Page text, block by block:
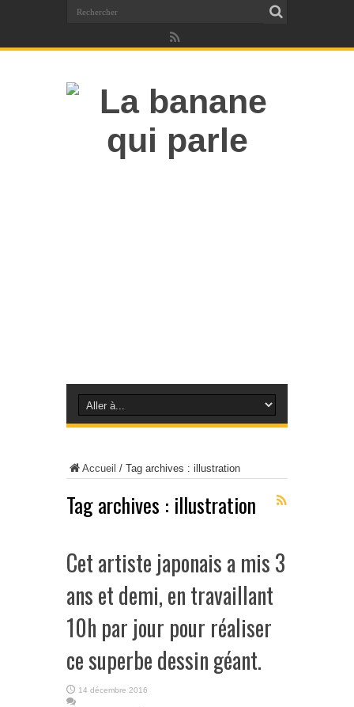
Accueil / Tag archives : illustration
Tag archives : illustration
Cet artiste japonais a mis 3
ans et demi, en travaillant
10h par jour pour réaliser
ce superbe dessin géant.
14 décembre 2016